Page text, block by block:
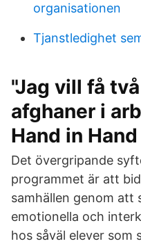
organisationen
Tjanstledighet
"Jag vill få
afghaner i
Hand in Hand
Det övergripande
programmet är att
samhällen genom att
emotionella och
hos såväl elever som